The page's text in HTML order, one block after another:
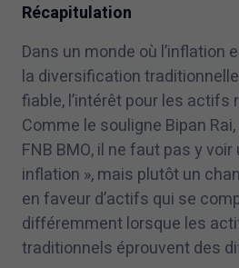
Récapitulation
Dans un monde où l’inflation
la diversification
fiable, l’intérêt pour les actifs
Comme le souligne Bipan
FNB BMO, il ne faut pas y
inflation », mais plutôt un
en faveur d’actifs qui se
différemment lorsque les
traditionnels éprouvent des